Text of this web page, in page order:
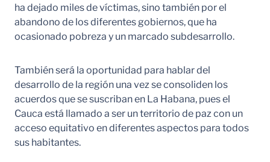
ha dejado miles de víctimas, sino también por el
abandono de los diferentes gobiernos, que ha
ocasionado pobreza y un marcado subdesarrollo.
También será la oportunidad para hablar del
desarrollo de la región una vez se consoliden los
acuerdos que se suscriban en La Habana, pues el
Cauca está llamado a ser un territorio de paz con un
acceso equitativo en diferentes aspectos para todos
sus habitantes.